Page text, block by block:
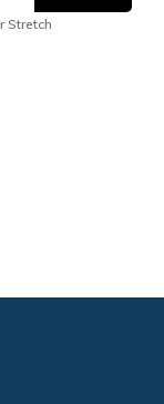
Stretch